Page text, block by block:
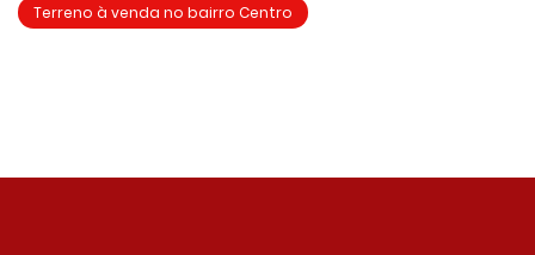
Terreno à venda no bairro Centro